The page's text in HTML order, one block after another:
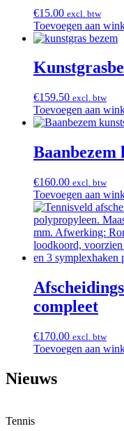
€15.00 excl. btw
Toevoegen aan
€159.50 excl. btw
Toevoegen aan
Baanbezem
€160.00 excl. btw
Toevoegen aan
compleet
€170.00 excl. btw
Toevoegen aan
Nieuws
Tennis